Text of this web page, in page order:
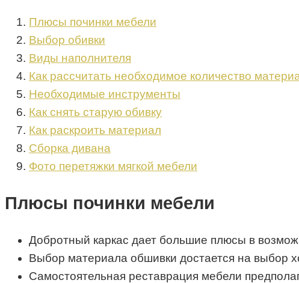
Плюсы починки мебели
Выбор обивки
Виды наполнителя
Как рассчитать необходимое количество
Необходимые инструменты
Как снять старую обивку
Как раскроить материал
Сборка дивана
Фото перетяжки мягкой мебели
Плюсы починки мебели
Добротный каркас дает большие плюсы в
Выбор материала обшивки достается на выбор
Самостоятельная реставрация мебели